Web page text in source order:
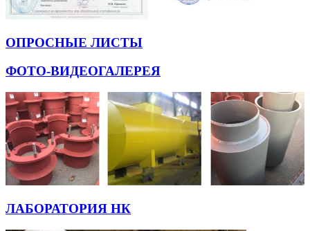
ОПРОСНЫЕ ЛИСТЫ
ФОТО-ВИДЕОГАЛЕРЕЯ
ЛАБОРАТОРИЯ НК